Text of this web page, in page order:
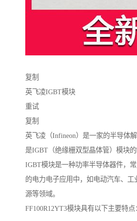
复制
英飞凌IGBT模块
重试
复制
英飞凌（Infineon）是一家的半导体
是IGBT（绝缘栅双型晶体管）模块的
IGBT模块是一种功率半导体器件，
的电力电子应用中，如电动汽车、工
源等领域。
FF100R12YT3模块具有以下主要特点